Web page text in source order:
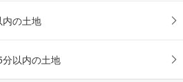
の土地
以内の土地